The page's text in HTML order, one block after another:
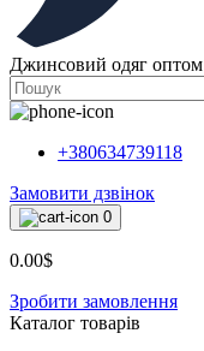
Джинсовий одяг оптом
+380634739118
Замовити дзвінок
0
0.00$
Зробити замовлення
Каталог товарiв